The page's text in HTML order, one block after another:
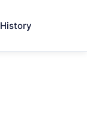
History